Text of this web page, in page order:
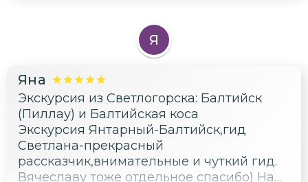
сожалению, не передают масштаба и
Я
Яна
Экскурсия из Светлогорска: Балтийск
(Пиллау) и Балтийская коса
Экскурсия Янтарный-Балтийск,гид
Светлана-прекрасный
рассказчик,внимательные и чуткий гид.
Вячеславу тоже отдельное спасибо) Нам